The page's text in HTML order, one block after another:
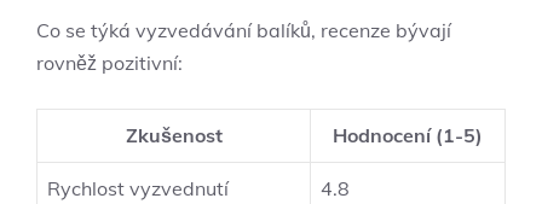
Co se týká vyzvedávání balíků, recenze bývají
rovněž pozitivní:
Zkušenost Hodnocení (1-5)
Rychlost vyzvednutí 4.8